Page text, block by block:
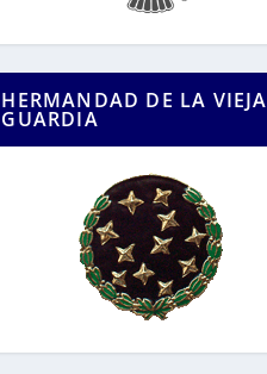
HERMANDAD DE LA VIEJA
GUARDIA